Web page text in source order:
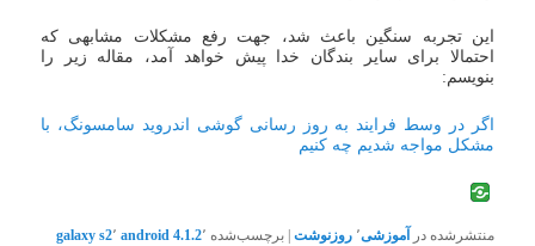
این تجربه سنگین باعث شد، جهت رفع مشکلات مشابهی که
احتمالا برای سایر بندگان خدا پیش خواهد آمد، مقاله زیر را
بنویسم:
اگر در وسط فرایند به روز رسانی گوشی اندروید سامسونگ، با
مشکل مواجه شدیم چه کنیم
منتشرشده در آموزشی٬ روزنوشت |برچسب‌شده android 4.1.2٬ galaxy s2٬